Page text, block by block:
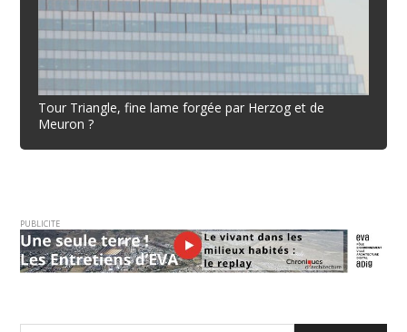
Tour Triangle, fine lame forgée par Herzog et de
Meuron ?
PUBLICITE